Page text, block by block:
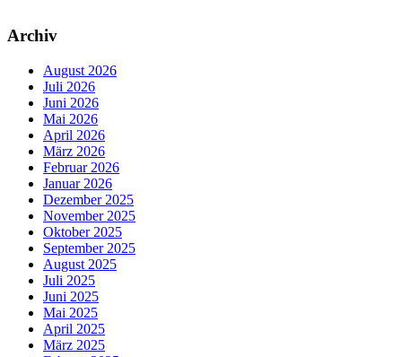
Archiv
August 2026
Juli 2026
Juni 2026
Mai 2026
April 2026
März 2026
Februar 2026
Januar 2026
Dezember 2025
November 2025
Oktober 2025
September 2025
August 2025
Juli 2025
Juni 2025
Mai 2025
April 2025
März 2025